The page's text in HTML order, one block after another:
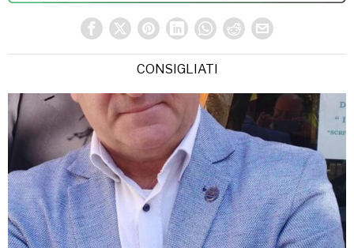
CONSIGLIATI